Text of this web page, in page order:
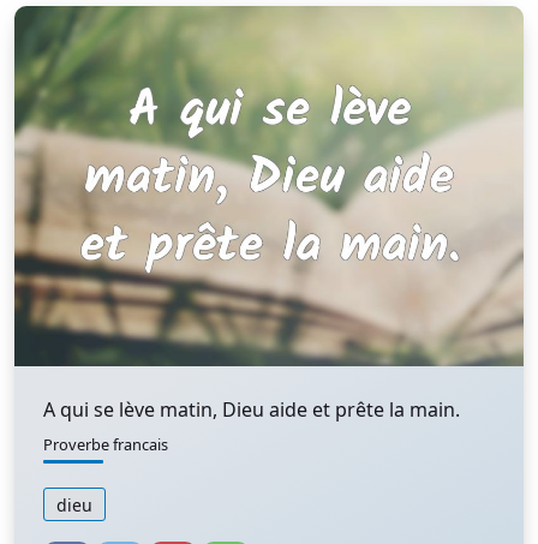
A qui se lève matin, Dieu aide et prête la main.
Proverbe francais
dieu